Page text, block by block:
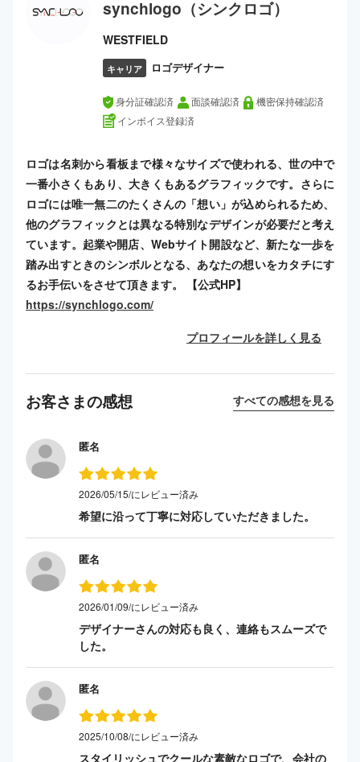
synchlogo（シンクロゴ）
WESTFIELD
キャリア ロゴデザイナー
身分証確認済 面談確認済
機密保持確認済
インボイス登録済
ロゴは名刺から看板まで様々なサイズで使われる、世の中で
一番小さくもあり、大きくもあるグラフィックです。さらに
ロゴには唯一無二のたくさんの「想い」が込められるため、
他のグラフィックとは異なる特別なデザインが必要だと考え
ています。起業や開店、Webサイト開設など、新たな一歩を
踏み出すときのシンボルとなる、あなたの想いをカタチにす
るお手伝いをさせて頂きます。 【公式HP】
https://synchlogo.com/
プロフィールを詳しく見る
お客さまの感想 すべての感想を見る
匿名
2026/05/15/にレビュー済み
希望に沿って丁寧に対応していただきました。
匿名
2026/01/09/にレビュー済み
デザイナーさんの対応も良く、連絡もスムーズで
した。
匿名
2025/10/08/にレビュー済み
スタイリッシュでクールな素敵なロゴで、会社の